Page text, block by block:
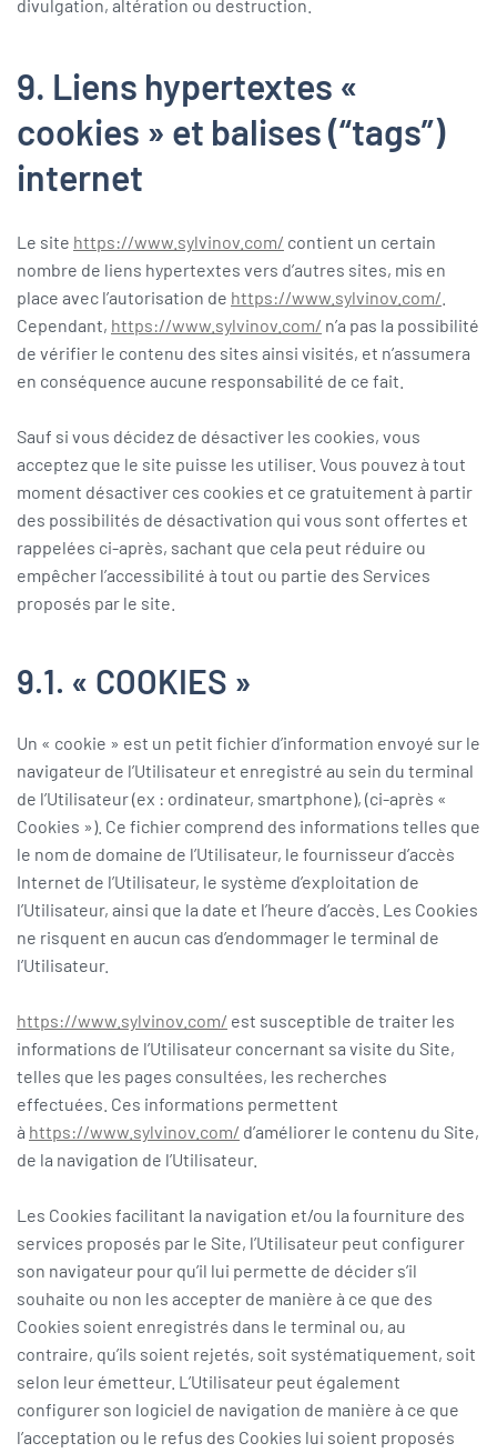
divulgation, altération ou destruction.
9. Liens hypertextes «
cookies » et balises (“tags”)
internet
Le site https://www.sylvinov.com/ contient un certain
nombre de liens hypertextes vers d’autres sites, mis en
place avec l’autorisation de https://www.sylvinov.com/
Cependant, https://www.sylvinov.com/ n’a pas la possibilité
de vérifier le contenu des sites ainsi visités, et n’assumera
en conséquence aucune responsabilité de ce fait.
Sauf si vous décidez de désactiver les cookies, vous
acceptez que le site puisse les utiliser. Vous pouvez à tout
moment désactiver ces cookies et ce gratuitement à partir
des possibilités de désactivation qui vous sont offertes et
rappelées ci-après, sachant que cela peut réduire ou
empêcher l’accessibilité à tout ou partie des Services
proposés par le site.
9.1. « COOKIES »
Un « cookie » est un petit fichier d’information envoyé sur le
navigateur de l’Utilisateur et enregistré au sein du terminal
de l’Utilisateur (ex : ordinateur, smartphone), (ci-après «
Cookies »). Ce fichier comprend des informations telles que
le nom de domaine de l’Utilisateur, le fournisseur d’accès
Internet de l’Utilisateur, le système d’exploitation de
l’Utilisateur, ainsi que la date et l’heure d’accès. Les Cookies
ne risquent en aucun cas d’endommager le terminal de
l’Utilisateur.
https://www.sylvinov.com/ est susceptible de traiter les
informations de l’Utilisateur concernant sa visite du Site,
telles que les pages consultées, les recherches
effectuées. Ces informations permettent
à https://www.sylvinov.com/ d’améliorer le contenu du Site,
de la navigation de l’Utilisateur.
Les Cookies facilitant la navigation et/ou la fourniture des
services proposés par le Site, l’Utilisateur peut configurer
son navigateur pour qu’il lui permette de décider s’il
souhaite ou non les accepter de manière à ce que des
Cookies soient enregistrés dans le terminal ou, au
contraire, qu’ils soient rejetés, soit systématiquement, soit
selon leur émetteur. L’Utilisateur peut également
configurer son logiciel de navigation de manière à ce que
l’acceptation ou le refus des Cookies lui soient proposés